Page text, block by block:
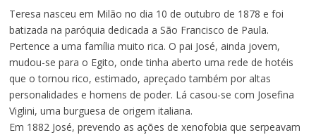
Teresa nasceu em Milão no dia 10 de outubro de 1878 e foi
batizada na paróquia dedicada a São Francisco de Paula.
Pertence a uma família muito rica. O pai José, ainda jovem,
mudou-se para o Egito, onde tinha aberto uma rede de hotéis
que o tornou rico, estimado, apreçado também por altas
personalidades e homens de poder. Lá casou-se com Josefina
Viglini, uma burguesa de origem italiana.
Em 1882 José, prevendo as ações de xenofobia que serpeavam